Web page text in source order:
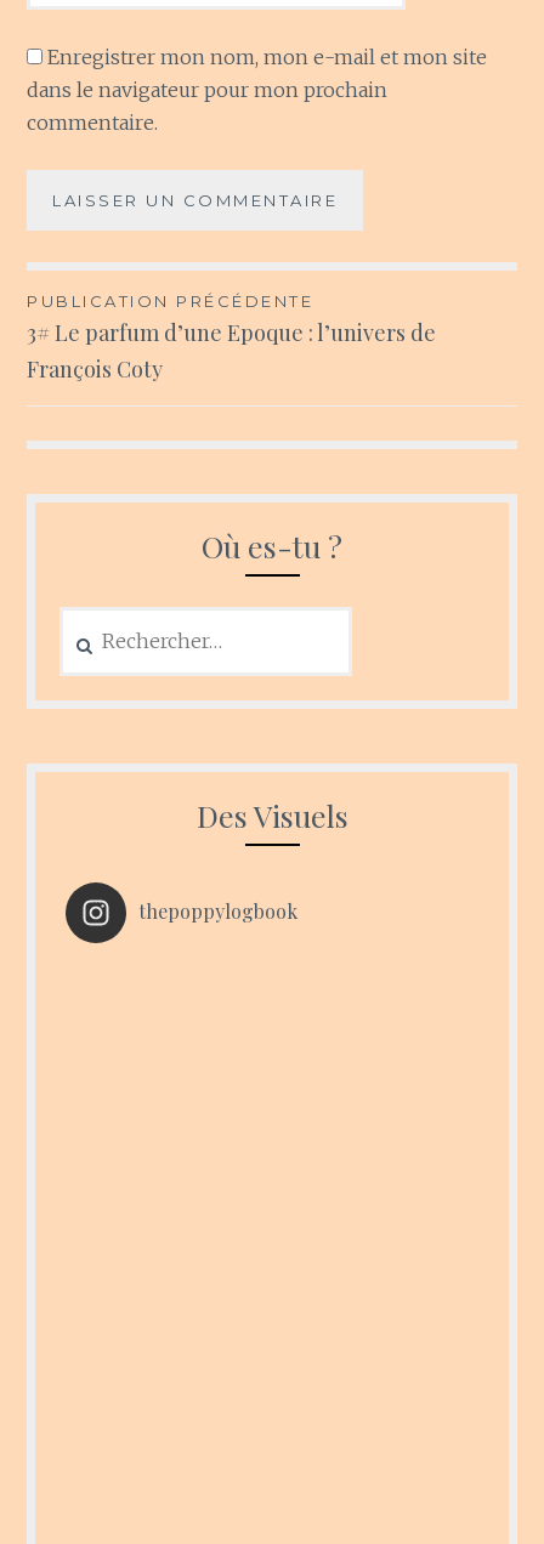
Enregistrer mon nom, mon e-mail et mon site
dans le navigateur pour mon prochain
commentaire.
Navigation
de
l’article
PUBLICATION PRÉCÉDENTE
3# Le parfum d’une Epoque : l’univers de
François Coty
Où es-tu ?
Des Visuels
thepoppylogbook